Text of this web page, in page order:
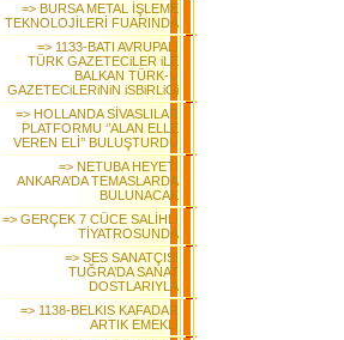
=> BURSA METAL İŞLEME
TEKNOLOJİLERİ FUARINDA
=> 1133-BATI AVRUPALI
TÜRK GAZETECiLER iLE
BALKAN TÜRK-Ü
GAZETECiLERiNiN iSBiRLiGi
=> HOLLANDA SİVASLILAR
PLATFORMU ‘’ALAN ELLE
VEREN ELİ’’ BULUŞTURDU
=> NETUBA HEYETİ
ANKARA’DA TEMASLARDA
BULUNACAK
=> GERÇEK 7 CÜCE SALİHLİ
TİYATROSUNDA
=> SES SANATÇISI
TUĞRA’DA SANAT
DOSTLARIYLA
=> 1138-BELKIS KAFADAR
ARTIK EMEKLİ